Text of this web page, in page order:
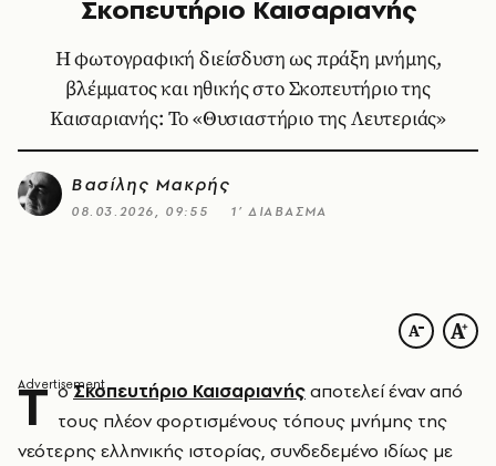
Σκοπευτήριο Καισαριανής
Η φωτογραφική διείσδυση ως πράξη μνήμης,
βλέμματος και ηθικής στο Σκοπευτήριο της
Καισαριανής: Το «Θυσιαστήριο της Λευτεριάς»
Βασίλης Μακρής
08.03.2026, 09:55 1’ ΔΙΑΒΑΣΜΑ
Τ οΣκοπευτήριο Καισαριανήςαποτελεί έναν από
τους πλέον φορτισμένους τόπους μνήμης της
νεότερης ελληνικής ιστορίας, συνδεδεμένο ιδίως με